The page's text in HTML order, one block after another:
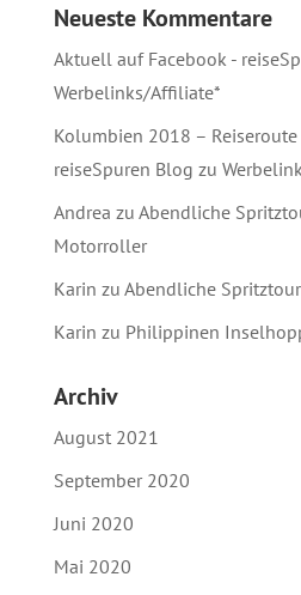
Neueste Kommentare
Aktuell auf Facebook -
Werbelinks/Affiliate*
Kolumbien 2018 –
reiseSpuren Blog zu
Andrea zu Abendliche
Motorroller
Karin zu Abendliche
Karin zu Philippinen
Archiv
August 2021
September 2020
Juni 2020
Mai 2020